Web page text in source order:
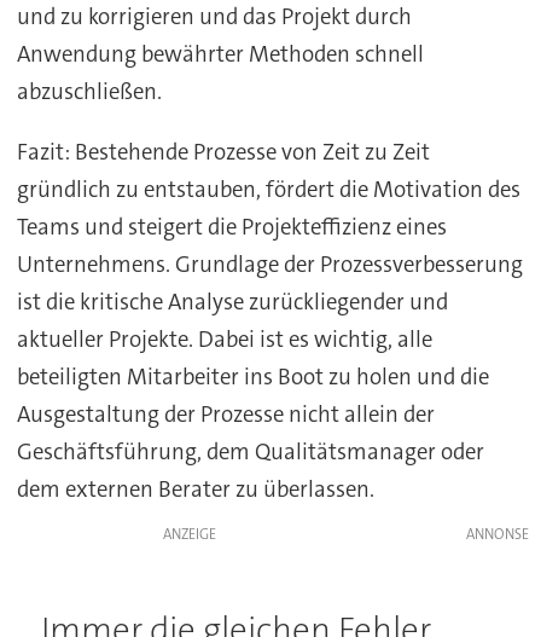
und zu korrigieren und das Projekt durch
Anwendung bewährter Methoden schnell
abzuschließen.
Fazit: Bestehende Prozesse von Zeit zu Zeit
gründlich zu entstauben, fördert die Motivation des
Teams und steigert die Projekteffizienz eines
Unternehmens. Grundlage der Prozessverbesserung
ist die kritische Analyse zurückliegender und
aktueller Projekte. Dabei ist es wichtig, alle
beteiligten Mitarbeiter ins Boot zu holen und die
Ausgestaltung der Prozesse nicht allein der
Geschäftsführung, dem Qualitätsmanager oder
dem externen Berater zu überlassen.
ANZEIGE